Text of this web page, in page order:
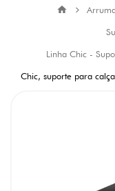
Linha Chic -
Chic, suporte para